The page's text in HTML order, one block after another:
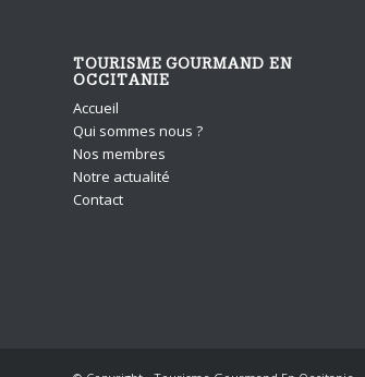
TOURISME GOURMAND EN
OCCITANIE
Accueil
Qui sommes nous ?
Nos membres
Notre actualité
Contact